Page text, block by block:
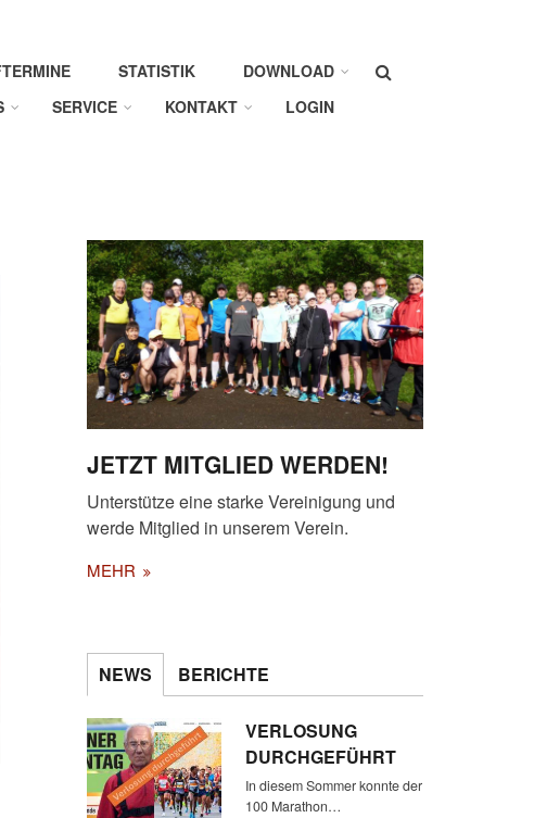
Suche
STATISTIK
DOWNLOAD
SERVICE KONTAKT LOGIN
JETZT MITGLIED WERDEN!
Unterstütze eine starke Vereinigung und
werde Mitglied in unserem Verein.
MEHR
NEWS BERICHTE
VERLOSUNG
DURCHGEFÜHRT
In diesem Sommer konnte der
100 Marathon…